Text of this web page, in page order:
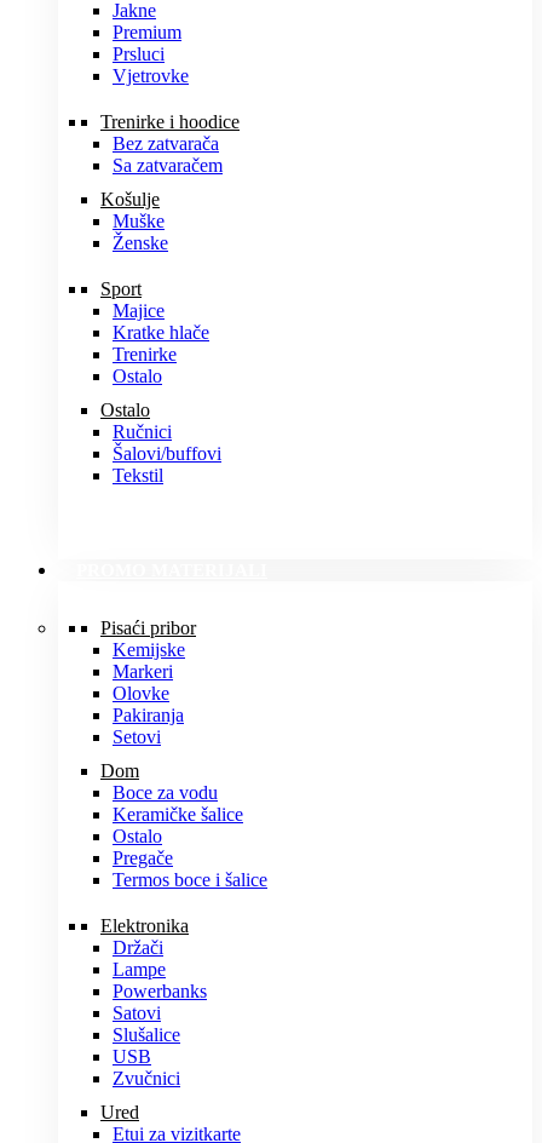
Jakne
Premium
Prsluci
Vjetrovke
Trenirke i hoodice
Bez zatvarača
Sa zatvaračem
Košulje
Muške
Ženske
Sport
Majice
Kratke hlače
Trenirke
Ostalo
Ostalo
Ručnici
Šalovi/buffovi
Tekstil
Pisaći pribor
Kemijske
Markeri
Olovke
Pakiranja
Setovi
Dom
Boce za vodu
Keramičke šalice
Ostalo
Pregače
Termos boce i šalice
Elektronika
Držači
Lampe
Powerbanks
Satovi
Slušalice
USB
Zvučnici
Ured
Etui za vizitkarte